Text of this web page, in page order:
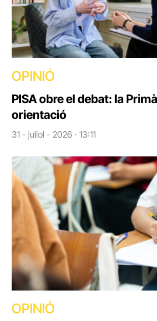
OPINIÓ
PISA obre el debat: la
orientació
31 - juliol - 2026 · 13:11
OPINIÓ